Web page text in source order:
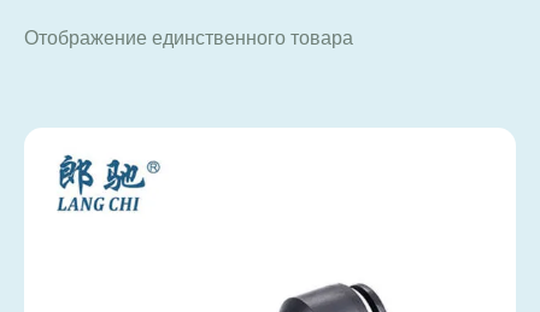
Отображение единственного товара